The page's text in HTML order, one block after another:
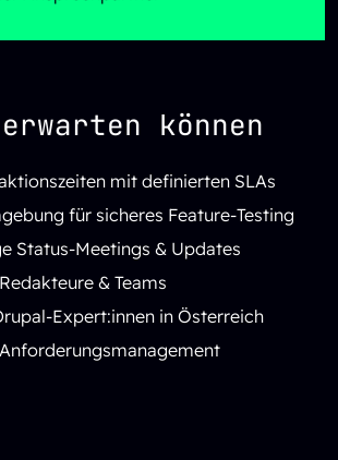
können
mit definierten SLAs
für sicheres Feature-Testing
Status-Meetings & Updates
& Teams
Expert:innen in Österreich